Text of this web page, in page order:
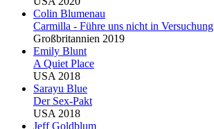
Colin Blumenau
Carmilla - Führe uns nicht in Versuchung
Großbritannien 2019
Emily Blunt
A Quiet Place
USA 2018
Sarayu Blue
Der Sex-Pakt
USA 2018
Jeff Goldblum